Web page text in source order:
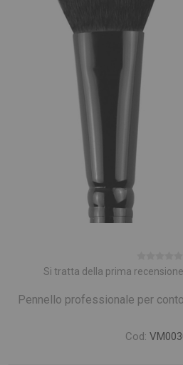
Si tratta della prima
Pennello professionale per
Cod: